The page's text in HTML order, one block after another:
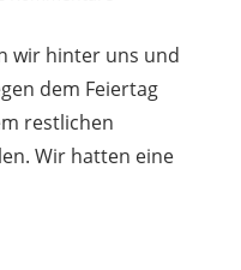
wir hinter uns und
dem Feiertag
restlichen
Wir hatten eine